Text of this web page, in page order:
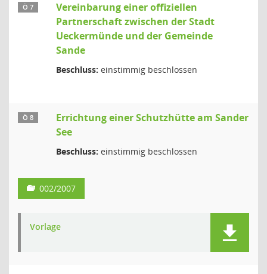
Ö 7
Vereinbarung einer offiziellen
Partnerschaft zwischen der Stadt
Ueckermünde und der Gemeinde
Sande
Beschluss: einstimmig beschlossen
Ö 8
Errichtung einer Schutzhütte am Sander
See
Beschluss: einstimmig beschlossen
002/2007
Vorlage